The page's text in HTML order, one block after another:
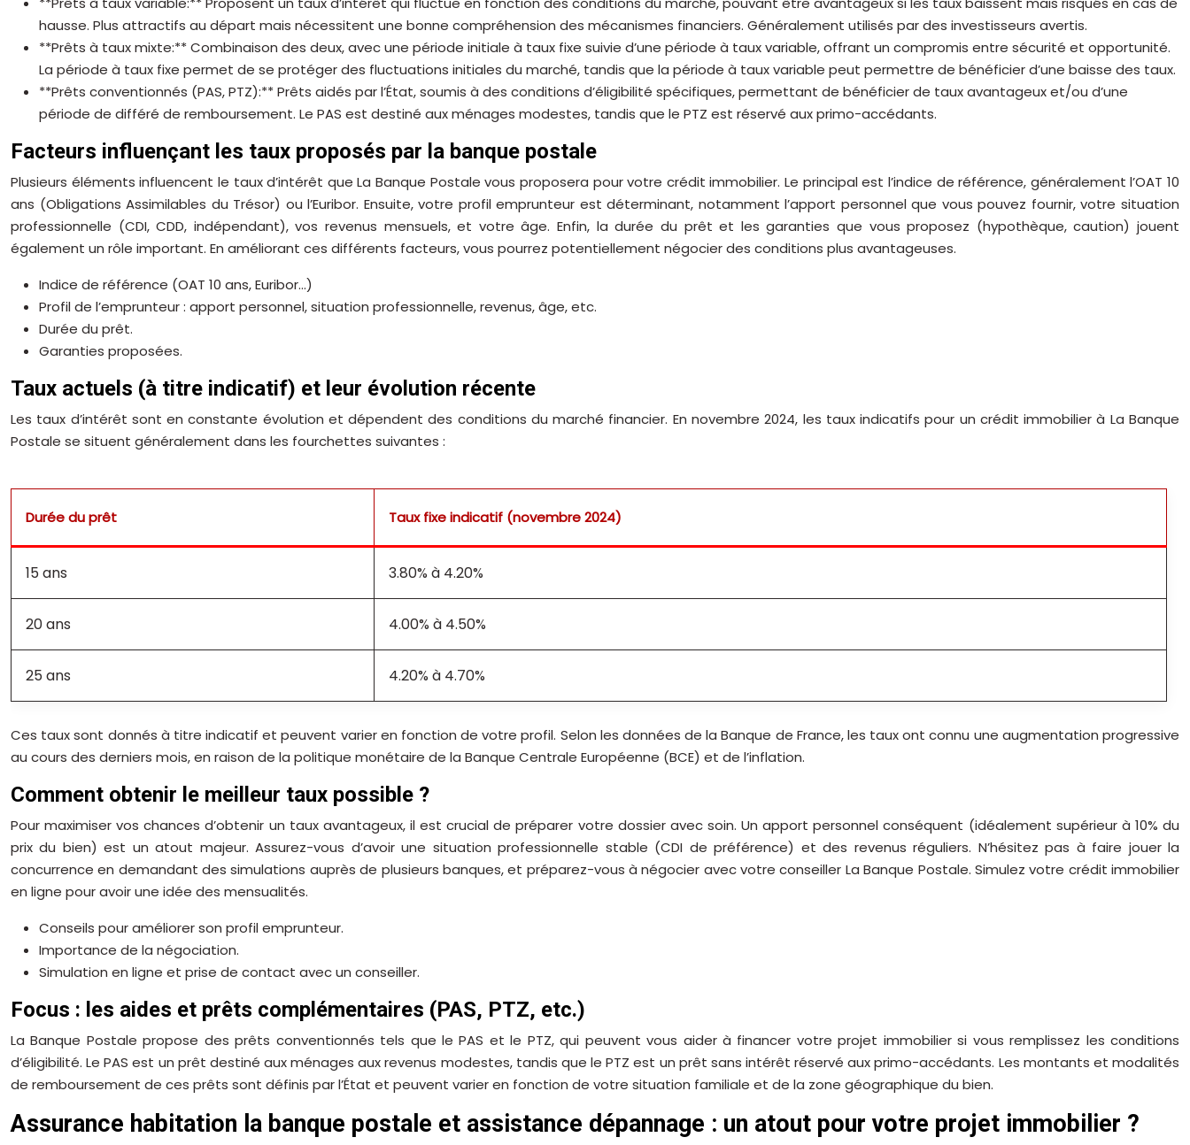
hausse. Plus attractifs au départ mais nécessitent une bonne compréhension des mécanismes financiers. Généralement utilisés par des investisseurs avertis.
**Prêts à taux mixte:** Combinaison des deux, avec une période initiale à taux fixe suivie d’une période à taux variable, offrant un compromis entre sécurité et opportunité.
La période à taux fixe permet de se protéger des fluctuations initiales du marché, tandis que la période à taux variable peut permettre de bénéficier d’une baisse des taux.
**Prêts conventionnés (PAS, PTZ):** Prêts aidés par l’État, soumis à des conditions d’éligibilité spécifiques, permettant de bénéficier de taux avantageux et/ou d’une
période de différé de remboursement. Le PAS est destiné aux ménages modestes, tandis que le PTZ est réservé aux primo-accédants.
Facteurs influençant les taux proposés par la banque postale
Plusieurs éléments influencent le taux d’intérêt que La Banque Postale vous proposera pour votre crédit immobilier. Le principal est l’indice de référence, généralement l’OAT 10
ans (Obligations Assimilables du Trésor) ou l’Euribor. Ensuite, votre profil emprunteur est déterminant, notamment l’apport personnel que vous pouvez fournir, votre situation
professionnelle (CDI, CDD, indépendant), vos revenus mensuels, et votre âge. Enfin, la durée du prêt et les garanties que vous proposez (hypothèque, caution) jouent
également un rôle important. En améliorant ces différents facteurs, vous pourrez potentiellement négocier des conditions plus avantageuses.
Indice de référence (OAT 10 ans, Euribor…)
Profil de l’emprunteur : apport personnel, situation professionnelle, revenus, âge, etc.
Durée du prêt.
Garanties proposées.
Taux actuels (à titre indicatif) et leur évolution récente
Les taux d’intérêt sont en constante évolution et dépendent des conditions du marché financier. En novembre 2024, les taux indicatifs pour un crédit immobilier à La Banque
Postale se situent généralement dans les fourchettes suivantes :
Durée du prêt Taux fixe indicatif (novembre 2024)
15 ans 3.80% à 4.20%
20 ans 4.00% à 4.50%
25 ans 4.20% à 4.70%
Ces taux sont donnés à titre indicatif et peuvent varier en fonction de votre profil. Selon les données de la Banque de France, les taux ont connu une augmentation progressive
au cours des derniers mois, en raison de la politique monétaire de la Banque Centrale Européenne (BCE) et de l’inflation.
Comment obtenir le meilleur taux possible ?
Pour maximiser vos chances d’obtenir un taux avantageux, il est crucial de préparer votre dossier avec soin. Un apport personnel conséquent (idéalement supérieur à 10% du
prix du bien) est un atout majeur. Assurez-vous d’avoir une situation professionnelle stable (CDI de préférence) et des revenus réguliers. N’hésitez pas à faire jouer la
concurrence en demandant des simulations auprès de plusieurs banques, et préparez-vous à négocier avec votre conseiller La Banque Postale. Simulez votre crédit immobilier
en ligne pour avoir une idée des mensualités.
Conseils pour améliorer son profil emprunteur.
Importance de la négociation.
Simulation en ligne et prise de contact avec un conseiller.
Focus : les aides et prêts complémentaires (PAS, PTZ, etc.)
La Banque Postale propose des prêts conventionnés tels que le PAS et le PTZ, qui peuvent vous aider à financer votre projet immobilier si vous remplissez les conditions
d’éligibilité. Le PAS est un prêt destiné aux ménages aux revenus modestes, tandis que le PTZ est un prêt sans intérêt réservé aux primo-accédants. Les montants et modalités
de remboursement de ces prêts sont définis par l’État et peuvent varier en fonction de votre situation familiale et de la zone géographique du bien.
Assurance habitation la banque postale et assistance dépannage : un atout pour votre projet immobilier ?